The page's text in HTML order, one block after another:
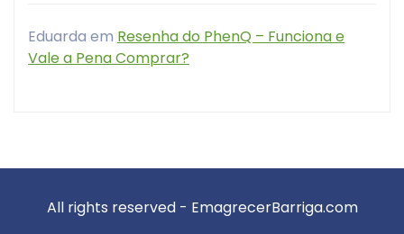
Eduarda em Resenha do PhenQ – Funciona e
Vale a Pena Comprar?
All rights reserved - EmagrecerBarriga.com